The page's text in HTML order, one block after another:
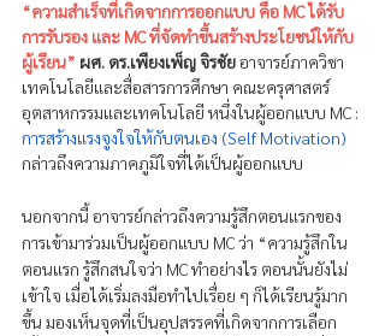
“ความสำเร็จที่เกิดจากการออกแบบ คือ MC ได้รับ
การรับรอง และ MC ที่จัดทำขึ้นสร้างประโยชน์ให้กับ
ผู้เรียน” ผศ. ดร.เพียงเพ็ญ จิรชัย อาจารย์ภาควิชา
เทคโนโลยีและสื่อสารการศึกษา คณะครุศาสตร์
อุตสาหกรรมและเทคโนโลยี หนึ่งในผู้ออกแบบ MC :
การสร้างแรงจูงใจให้กับตนเอง (Self Motivation)
กล่าวถึงความภาคภูมิใจที่ได้เป็นผู้ออกแบบ
นอกจากนี้ อาจารย์กล่าวถึงความรู้สึกตอนแรกของ
การเข้ามาร่วมเป็นผู้ออกแบบ MC ว่า “ความรู้สึกใน
ตอนแรก รู้สึกสนใจว่า MC ทำอย่างไร ตอนนั้นยังไม่
เข้าใจ เมื่อได้เริ่มลงมือทำไปเรื่อย ๆ ก็ได้เรียนรู้มาก
ขึ้น มองเห็นจุดที่เป็นอุปสรรคที่เกิดจากการเลือก